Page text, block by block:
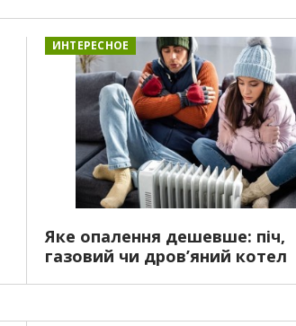
ИНТЕРЕСНОЕ
Яке опалення дешевше: піч,
газовий чи дров’яний котел